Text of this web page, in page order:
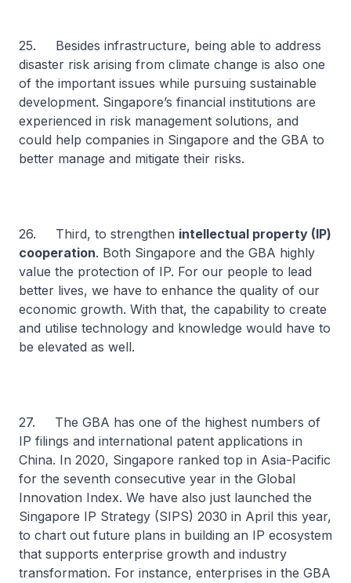
25. Besides infrastructure, being able to address
disaster risk arising from climate change is also one
of the important issues while pursuing sustainable
development. Singapore’s financial institutions are
experienced in risk management solutions, and
could help companies in Singapore and the GBA to
better manage and mitigate their risks.
26. Third, to strengthen intellectual property (IP)
cooperation. Both Singapore and the GBA highly
value the protection of IP. For our people to lead
better lives, we have to enhance the quality of our
economic growth. With that, the capability to create
and utilise technology and knowledge would have to
be elevated as well.
27. The GBA has one of the highest numbers of
IP filings and international patent applications in
China. In 2020, Singapore ranked top in Asia-Pacific
for the seventh consecutive year in the Global
Innovation Index. We have also just launched the
Singapore IP Strategy (SIPS) 2030 in April this year,
to chart out future plans in building an IP ecosystem
that supports enterprise growth and industry
transformation. For instance, enterprises in the GBA